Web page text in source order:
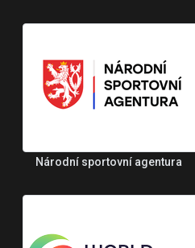
Národní sportovní agentura